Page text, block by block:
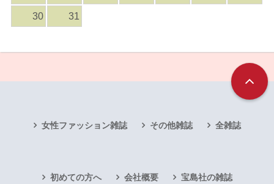
30 31
女性ファッション雑誌 その他雑誌 全雑誌
初めての方へ 会社概要 宝島社の雑誌